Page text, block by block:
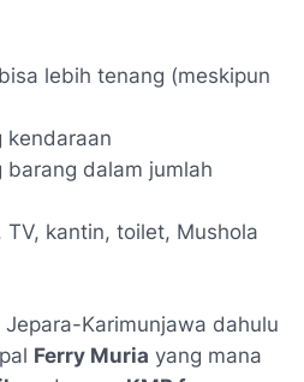
lebih tenang (meskipun
kendaraan
barang dalam jumlah
TV, kantin, toilet, Mushola
Karimunjawa dahulu
Ferry Muria yang mana